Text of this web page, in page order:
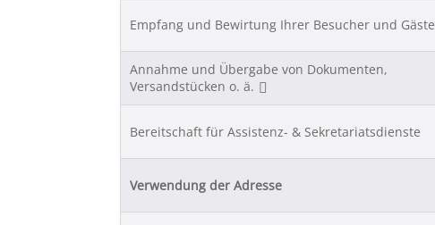
Empfang und Bewirtung Ihrer Besucher und Gäste
Annahme und Übergabe von Dokumenten,
Versandstücken o. ä.
Bereitschaft für Assistenz- & Sekretariatsdienste
Verwendung der Adresse